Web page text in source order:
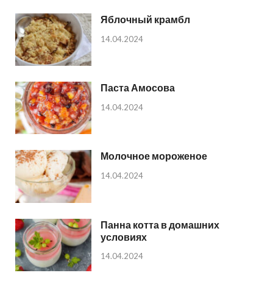
Яблочный крамбл
14.04.2024
Паста Амосова
14.04.2024
Молочное мороженое
14.04.2024
Панна котта в домашних
условиях
14.04.2024